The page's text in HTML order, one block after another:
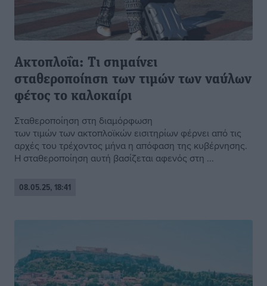
Ακτοπλοΐα: Τι σημαίνει
σταθεροποίηση των τιμών των ναύλων
φέτος το καλοκαίρι
Σταθεροποίηση στη διαμόρφωση
των τιμών των ακτοπλοϊκών εισιτηρίων φέρνει από τις
αρχές του τρέχοντος μήνα η απόφαση της κυβέρνησης.
Η σταθεροποίηση αυτή βασίζεται αφενός στη ...
08.05.25, 18:41